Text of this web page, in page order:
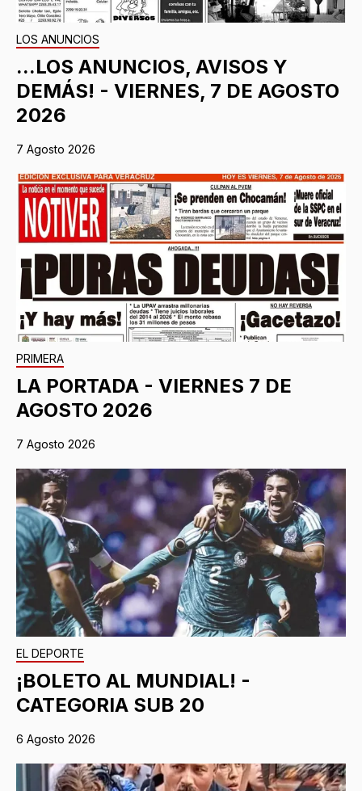
LOS ANUNCIOS
...LOS ANUNCIOS, AVISOS Y
DEMÁS! - VIERNES, 7 DE AGOSTO
2026
7 Agosto 2026
PRIMERA
LA PORTADA - VIERNES 7 DE
AGOSTO 2026
7 Agosto 2026
EL DEPORTE
¡BOLETO AL MUNDIAL! -
CATEGORIA SUB 20
6 Agosto 2026